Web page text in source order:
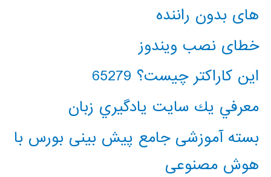
های بدون راننده
خطای نصب ویندوز
این کاراکتر چیست؟ 65279
معرفي يك سايت يادگيري زبان
بسته آموزشی جامع پیش بینی بورس با
هوش مصنوعی